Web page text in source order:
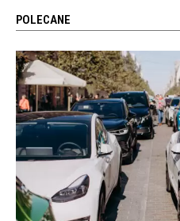
POLECANE